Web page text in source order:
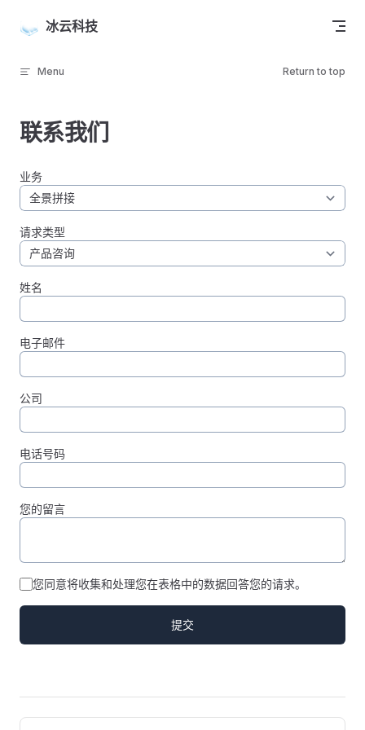
Skip to content
冰云科技
Menu Return to top
联系我们
业务
请求类型
姓名
电子邮件
公司
电话号码
您的留言
您同意将收集和处理您在表格中的数据回答您的请求。
提交